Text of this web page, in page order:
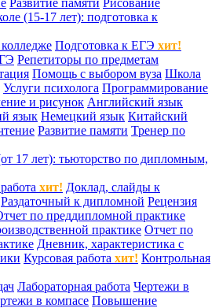
Развитие памяти Рисование
(15-17 лет): подготовка к
Подготовка к ЕГЭ хит!
Репетиторы по предметам
Помощь с выбором вуза Школа
Услуги психолога Программирование
и рисунок Английский язык
язык Немецкий язык Китайский
Развитие памяти Тренер по
17 лет): тьюторство по дипломным,
хит! Доклад, слайды к
Раздаточный к дипломной Рецензия
по преддипломной практике
практике Отчет по
Дневник, характеристика с
Курсовая работа хит! Контрольная
Лабораторная работа Чертежи в
в компасе Повышение